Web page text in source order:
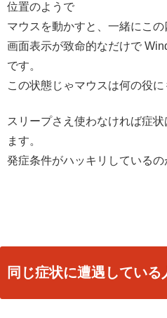
位置のようで
マウスを動かすと、一緒にこの
画面表示が致命的なだけで
です。
この状態じゃマウスは何の役に
スリープさえ使わなければ症
ます。
発症条件がハッキリしているの
同じ症状に遭遇している